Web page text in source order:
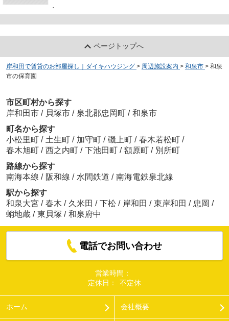
-
ページトップへ
岸和田で賃貸のお部屋探し｜ダイキハウジング > 周辺施設案内 > 和泉市 > 和泉
市の保育園
市区町村から探す
岸和田市 / 貝塚市 / 泉北郡忠岡町 / 和泉市
町名から探す
小松里町 / 土生町 / 加守町 / 磯上町 / 春木若松町 /
春木旭町 / 西之内町 / 下池田町 / 額原町 / 別所町
路線から探す
南海本線 / 阪和線 / 水間鉄道 / 南海電鉄泉北線
駅から探す
和泉大宮 / 春木 / 久米田 / 下松 / 岸和田 / 東岸和田 / 忠岡 /
蛸地蔵 / 東貝塚 / 和泉府中
電話でお問い合わせ
営業時間：
定休日：
不定休
ホーム 会社概要